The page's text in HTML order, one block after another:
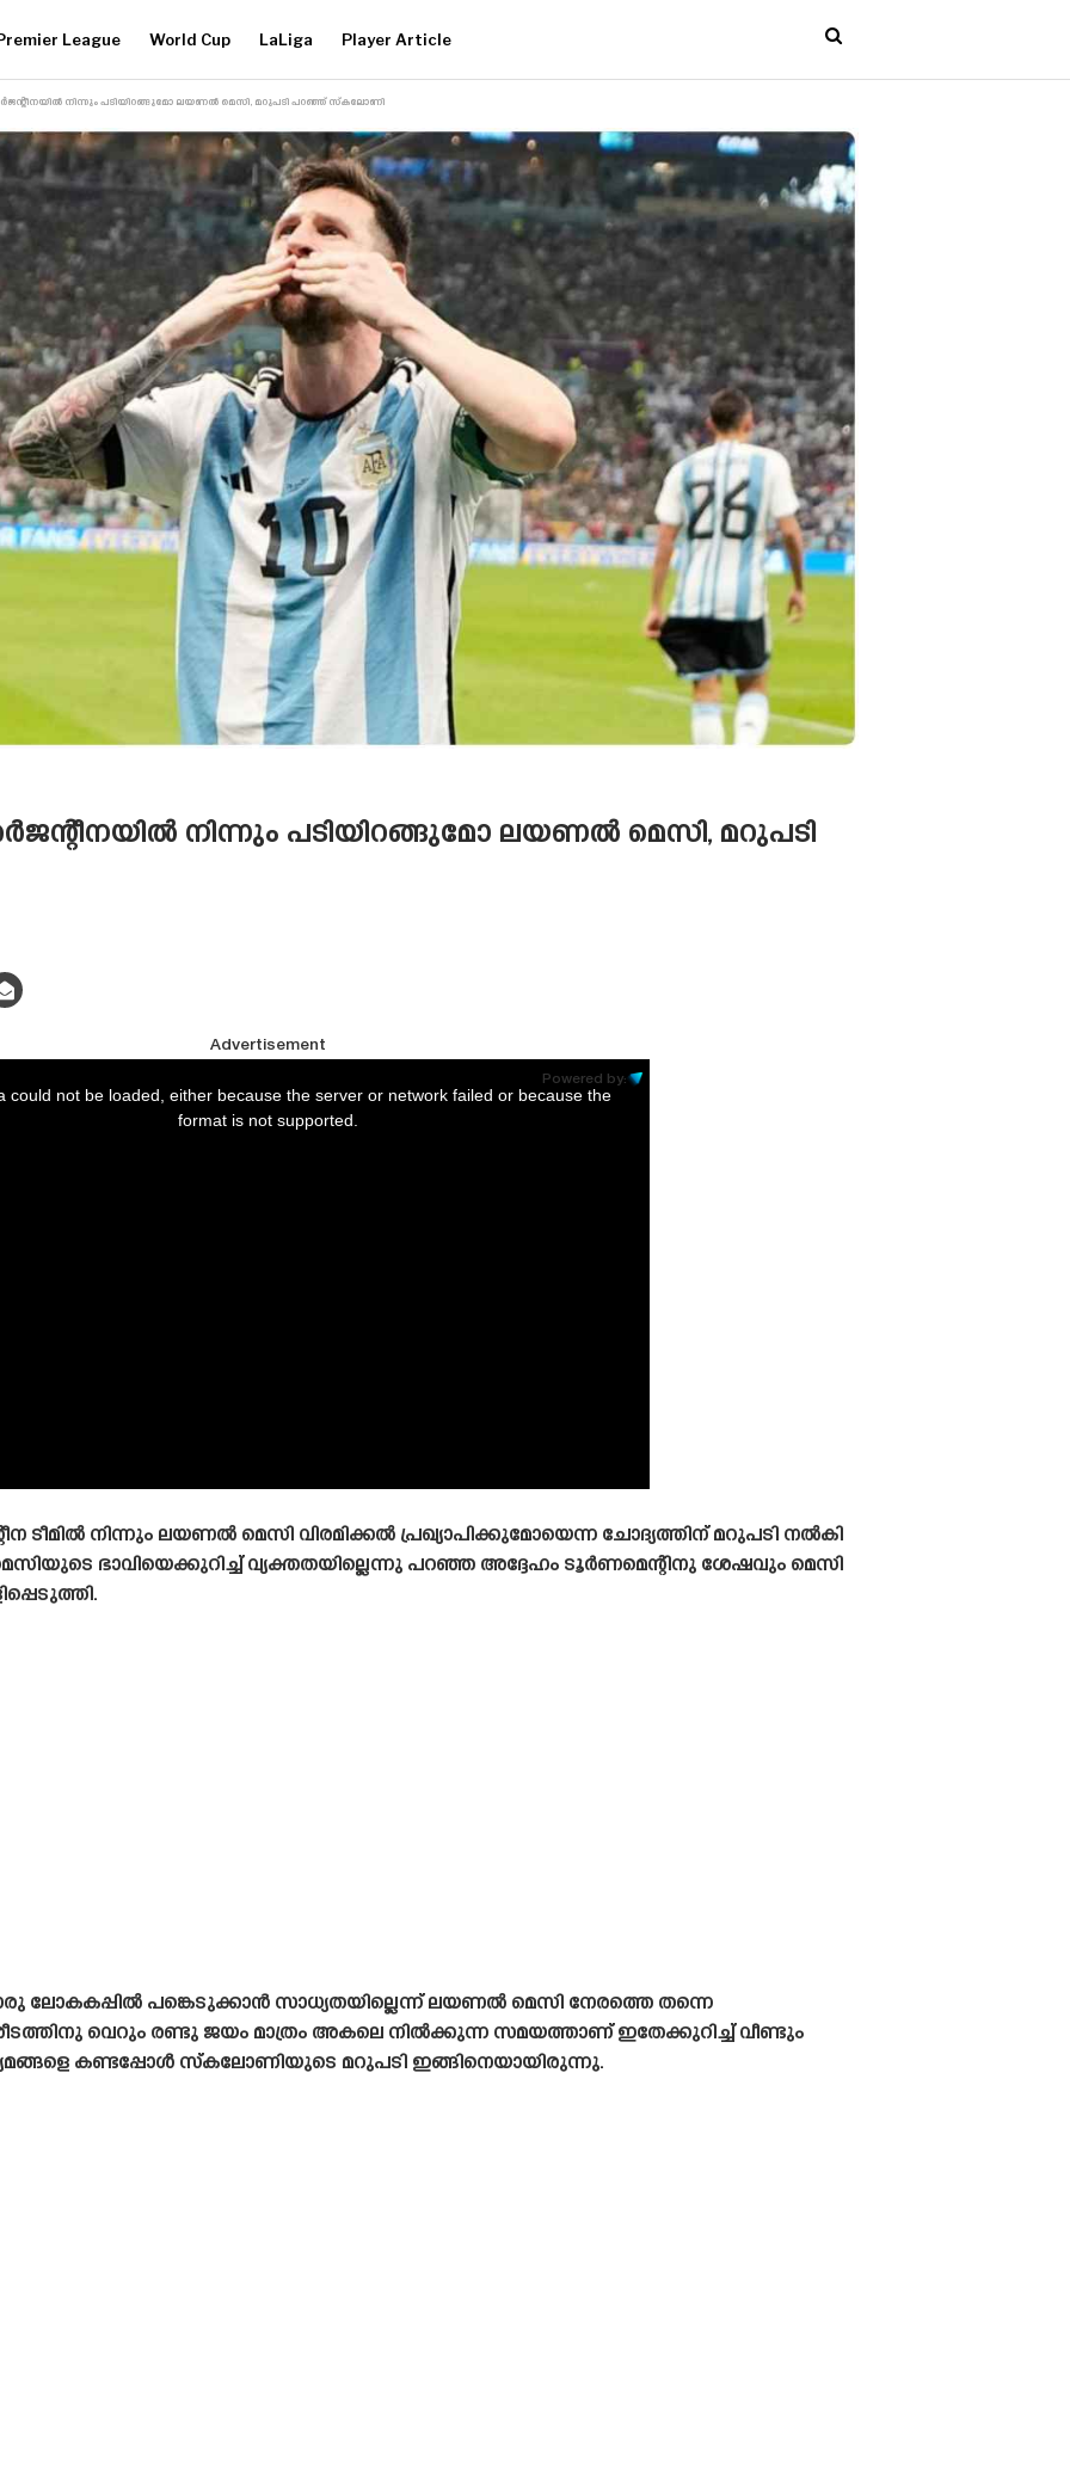
League World Cup LaLiga Player Article
നിന്നും പടിയിറങ്ങുമോ ലയണൽ മെസി, മറുപടി പറഞ്ഞ് സ്‌കലോണി
നിന്നും പടിയിറങ്ങുമോ ലയണൽ മെസി, മറുപടി
Advertisement
Powered by:
could not be loaded, either because the server or network failed or because the
format is not supported.
ടീമിൽ നിന്നും ലയണൽ മെസി വിരമിക്കൽ പ്രഖ്യാപിക്കുമോയെന്ന ചോദ്യത്തിന് മറുപടി നൽകി
ഭാവിയെക്കുറിച്ച് വ്യക്തതയില്ലെന്നു പറഞ്ഞ അദ്ദേഹം ടൂർണമെന്റിനു ശേഷവും മെസി
ലോകകപ്പിൽ പങ്കെടുക്കാൻ സാധ്യതയില്ലെന്ന് ലയണൽ മെസി നേരത്തെ തന്നെ
വെറും രണ്ടു ജയം മാത്രം അകലെ നിൽക്കുന്ന സമയത്താണ് ഇതേക്കുറിച്ച് വീണ്ടും
കണ്ടപ്പോൾ സ്‌കലോണിയുടെ മറുപടി ഇങ്ങിനെയായിരുന്നു.